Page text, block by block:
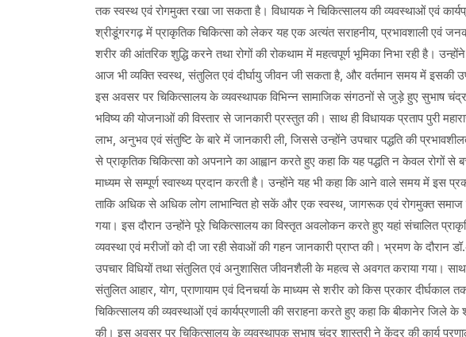
तक स्वस्थ एवं रोगमुक्त रखा जा सकता है। विधायक ने चिकित्सालय की व्यवस्थाओं एवं
श्रीडूंगरगढ़ में प्राकृतिक चिकित्सा को लेकर यह एक अत्यंत सराहनीय, प्रभावशाली एवं
शरीर की आंतरिक शुद्धि करने तथा रोगों की रोकथाम में महत्वपूर्ण भूमिका निभा रही है।
आज भी व्यक्ति स्वस्थ, संतुलित एवं दीर्घायु जीवन जी सकता है, और वर्तमान समय में इसकी
इस अवसर पर चिकित्सालय के व्यवस्थापक विभिन्न सामाजिक संगठनों से जुड़े हुए सुभाष
भविष्य की योजनाओं की विस्तार से जानकारी प्रस्तुत की। साथ ही विधायक प्रताप पुरी
लाभ, अनुभव एवं संतुष्टि के बारे में जानकारी ली, जिससे उन्होंने उपचार पद्धति की
से प्राकृतिक चिकित्सा को अपनाने का आह्वान करते हुए कहा कि यह पद्धति न केवल रोगों
माध्यम से सम्पूर्ण स्वास्थ्य प्रदान करती है। उन्होंने यह भी कहा कि आने वाले समय में इस
ताकि अधिक से अधिक लोग लाभान्वित हो सकें और एक स्वस्थ, जागरूक एवं रोगमुक्त समाज का
गया। इस दौरान उन्होंने पूरे चिकित्सालय का विस्तृत अवलोकन करते हुए यहां संचालित
व्यवस्था एवं मरीजों को दी जा रही सेवाओं की गहन जानकारी प्राप्त की। भ्रमण के दौरान
उपचार विधियों तथा संतुलित एवं अनुशासित जीवनशैली के महत्व से अवगत कराया गया। साथ
संतुलित आहार, योग, प्राणायाम एवं दिनचर्या के माध्यम से शरीर को किस प्रकार
चिकित्सालय की व्यवस्थाओं एवं कार्यप्रणाली की सराहना करते हुए कहा कि बीकानेर जिले
की। इस अवसर पर चिकित्सालय के व्यवस्थापक सुभाष चंद्र शास्त्री ने केंद्र की कार्य